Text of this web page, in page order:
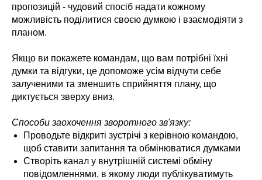
пропозицій - чудовий спосіб надати кожному
можливість поділитися своєю думкою і взаємодіяти з
планом.
Якщо ви покажете командам, що вам потрібні їхні
думки та відгуки, це допоможе усім відчути себе
залученими та зменшить сприйняття плану, що
диктується зверху вниз.
Способи заохочення зворотного зв'язку:
Проводьте відкриті зустрічі з керівною командою,
щоб ставити запитання та обмінюватися думками
Створіть канал у внутрішній системі обміну
повідомленнями, в якому люди публікуватимуть